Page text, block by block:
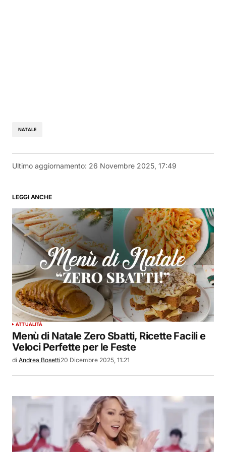
NATALE
Ultimo aggiornamento: 26 Novembre 2025, 17:49
LEGGI ANCHE
ATTUALITÀ
Menù di Natale Zero Sbatti, Ricette Facili e
Veloci Perfette per le Feste
di Andrea Bosetti20 Dicembre 2025, 11:21